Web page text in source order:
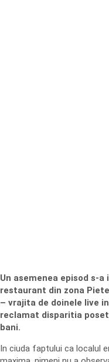
Un asemenea episod s-
restaurant din zona
– vrajita de doinele live
reclamat disparitia
bani.
In ciuda faptului ca localul